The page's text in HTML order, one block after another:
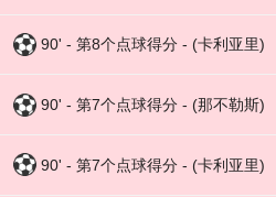
90' - 第8个点球得分 - (卡利亚里)
90' - 第7个点球得分 - (那不勒斯)
90' - 第7个点球得分 - (卡利亚里)